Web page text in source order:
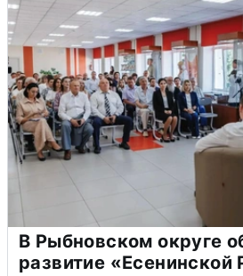
В Рыбновском округе
развитие «Есенинской